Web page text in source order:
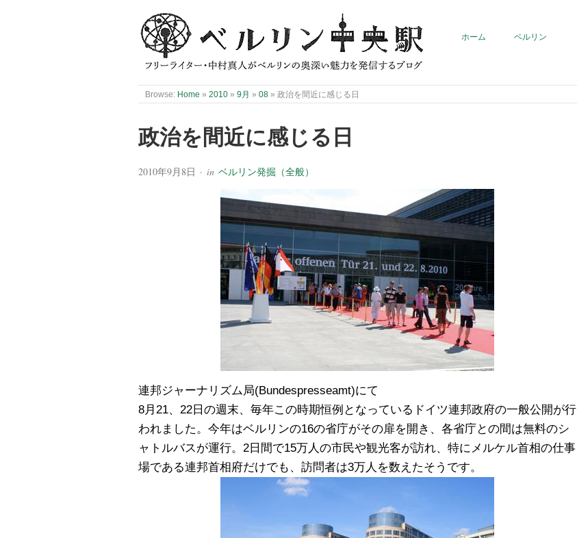
ホーム ベルリン
Browse: Home » 2010 » 9月 » 08 » 政治を間近に感じる日
政治を間近に感じる日
2010年9月8日 · in ベルリン発掘（全般）
連邦ジャーナリズム局(Bundespresseamt)にて
8月21、22日の週末、毎年この時期恒例となっているドイツ連邦政府の一般公開が行
われました。今年はベルリンの16の省庁がその扉を開き、各省庁との間は無料のシ
ャトルバスが運行。2日間で15万人の市民や観光客が訪れ、特にメルケル首相の仕事
場である連邦首相府だけでも、訪問者は3万人を数えたそうです。